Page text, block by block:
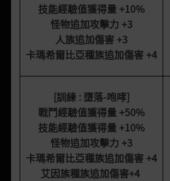
技能經驗值獲得量+10%
怪物追加攻擊力 +3
人族追加傷害+3
卡瑪希爾比亞種族追加傷害+4
[訓練 : 墮落-咆哮]
戰鬥經驗值獲得量+50%
技能經驗值獲得量+10%
怪物追加攻擊力 +3
卡瑪希爾比亞種族追加傷害+4
艾因族種族追加傷害+4